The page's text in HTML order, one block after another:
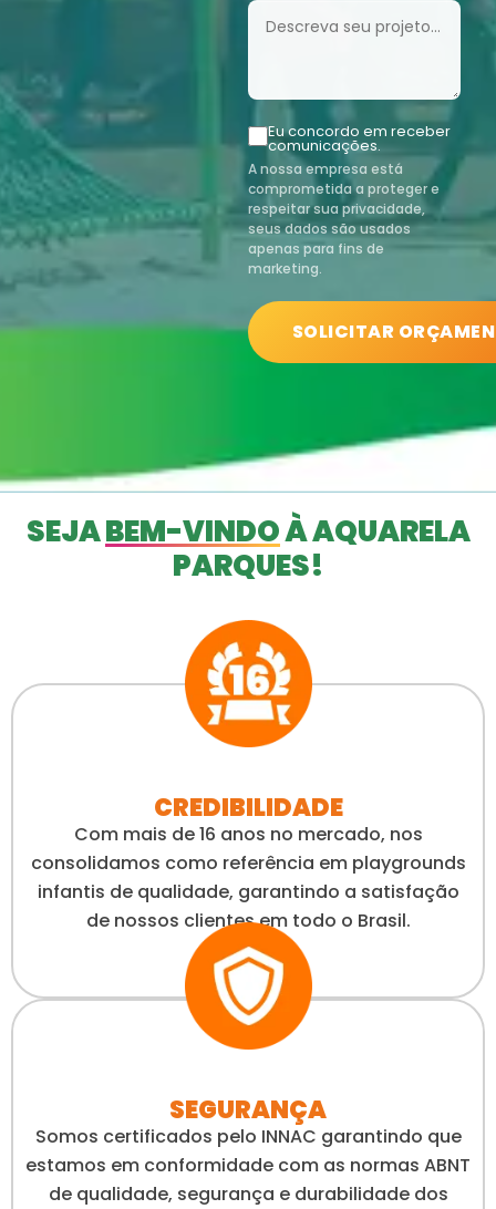
Eu concordo em receber
comunicações.
A nossa empresa está
comprometida a proteger e
respeitar sua privacidade,
seus dados são usados
apenas para fins de
marketing.
SOLICITAR
SEJABEM-VINDOÀ AQUARELA
PARQUES!
CREDIBILIDADE
Com mais de 16 anos no mercado, nos
consolidamos como referência em playgrounds
infantis de qualidade, garantindo a satisfação
de nossos clientes em todo o Brasil.
SEGURANÇA
Somos certificados pelo INNAC garantindo que
estamos em conformidade com as normas ABNT
de qualidade, segurança e durabilidade dos